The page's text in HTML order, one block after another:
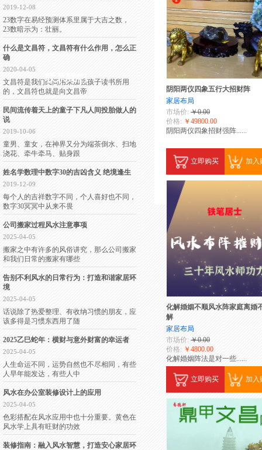
阴阳两仪四象五行大招财阵
家居布局
市场价: ￥0.00
价格: ￥49800.00
阴阳两仪四象招财强阵......
立即购买 加入
化解婚姻不顺风水阵家庭离婚
解
家居布局
市场价: ￥0.00
价格: ￥4800.00
化解婚姻阵法是对一些......
立即购买 加入
2019-12-08
23数字在易经预测体系里属于大吉之数，
23数暗示为：壮丽。
什么是文昌符，文昌符有什么作用，怎么正
确
2020-04-05
文昌符是我们民间用来加强孩子读书所用
的，文昌符也就是向文昌帝
民间流传着天上的童子下凡人间投胎做人的
说
2019-10-06
童男、童女，在神界又分为端茶倒水、扫地
浇花、牵牛牵马、贴身跟
姓名学数理中数字30的吉凶含义 绝境逢生
2019-12-09
每个人的吉祥数字不同，个人喜好也不同，
数字30冥冥中从来不畏
公司搬家过程风水注意事项
2025-04-05
搬家之中有许多的风俗讲究，那么公司搬家
和我们日常的搬家有哪些
告别不利风水的日常行为：打造和谐家居环
境
2025-04-05
话说除了热爱整理、有收纳习惯的朋友，应
该多得是习惯东西用了随
2025乙巳蛇年：横财与意外财富的幸运者
2025-04-05
人生命运不同，运势自然也不尽相同，有些
人早年能发达，有些人中
风水在办公室装修设计上的应用
2025-04-05
色彩搭配在风水应用中也十分重要。黄色在
风水学上具有旺财的功效
装修指南：融入风水智慧，打造安心家居环
联系我们